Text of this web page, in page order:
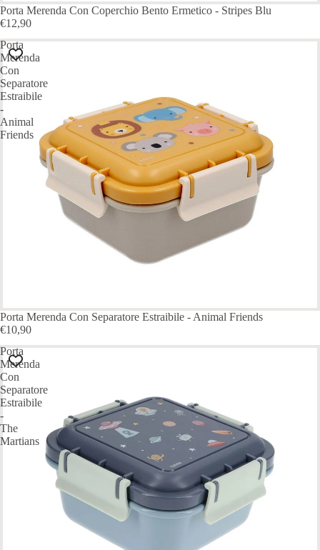
ESAURITO
Porta Merenda Con Coperchio Bento Ermetico - Stripes Blu
€12,90
Porta
Merenda
Con
Separatore
Estraibile
-
Animal
Friends
Porta Merenda Con Separatore Estraibile - Animal Friends
€10,90
Porta
Merenda
Con
Separatore
Estraibile
-
The
Martians